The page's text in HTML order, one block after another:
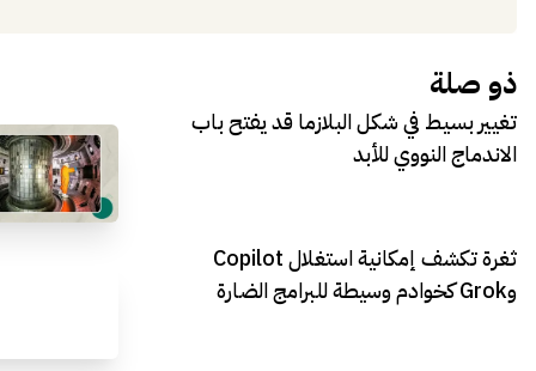
ذو صلة
تغيير بسيط في شكل البلازما قد يفتح باب
الاندماج النووي للأبد
ثغرة تكشف إمكانية استغلال Copilot
وGrok كخوادم وسيطة للبرامج الضارة